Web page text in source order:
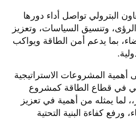
البترولي تواصل أداء دورها
وتنسيق السياسات، وتعزيز
بما يدعم أمن الطاقة ويواكب
المشروعات الاستراتيجية
في قطاع الطاقة كمشروع
لما يمثله من أهمية في تعزيز
ورفع كفاءة البنية التحتية